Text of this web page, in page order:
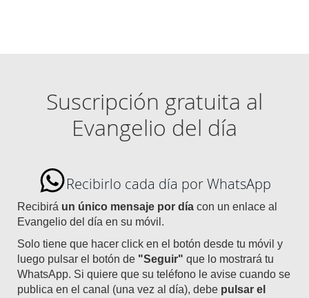
Suscripción gratuita al
Evangelio del día
Recibirlo cada día por WhatsApp
Recibirá un único mensaje por día con un enlace al
Evangelio del día en su móvil.
Solo tiene que hacer click en el botón desde tu móvil y
luego pulsar el botón de "Seguir" que lo mostrará tu
WhatsApp. Si quiere que su teléfono le avise cuando se
publica en el canal (una vez al día), debe pulsar el